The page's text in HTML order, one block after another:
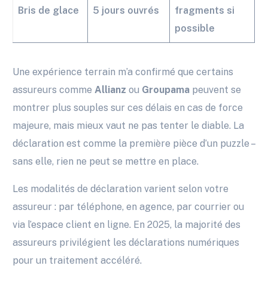
Bris de glace 5 jours ouvrés
fragments si
possible
Une expérience terrain m’a confirmé que certains
assureurs comme Allianz ou Groupama peuvent se
montrer plus souples sur ces délais en cas de force
majeure, mais mieux vaut ne pas tenter le diable. La
déclaration est comme la première pièce d’un puzzle –
sans elle, rien ne peut se mettre en place.
Les modalités de déclaration varient selon votre
assureur : par téléphone, en agence, par courrier ou
via l’espace client en ligne. En 2025, la majorité des
assureurs privilégient les déclarations numériques
pour un traitement accéléré.